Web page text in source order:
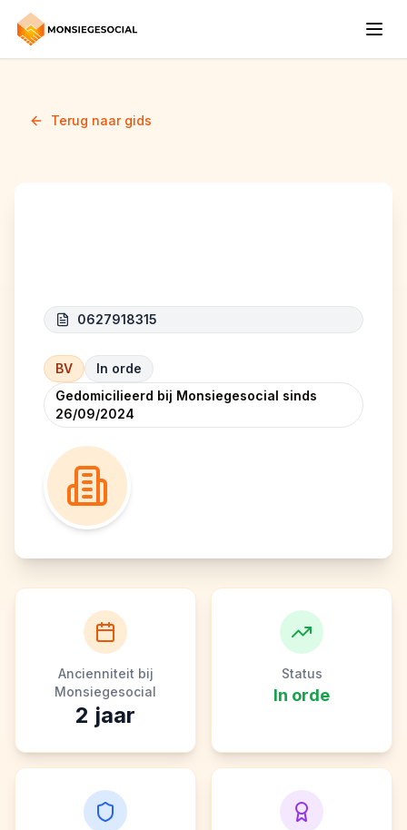
Terug naar gids
0627918315
BV
In orde
Gedomicilieerd bij Monsiegesocial sinds
26/09/2024
Ancienniteit bij
Monsiegesocial
2 jaar
Status
In orde